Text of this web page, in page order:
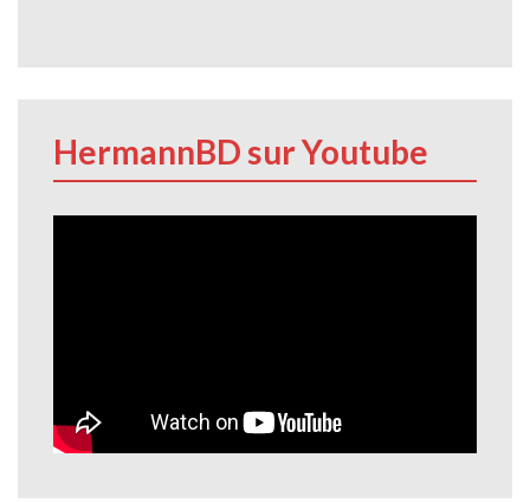
HermannBD sur Youtube